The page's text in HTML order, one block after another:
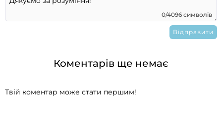
0/4096 символів
Коментарів ще немає
Твій коментар може стати першим!